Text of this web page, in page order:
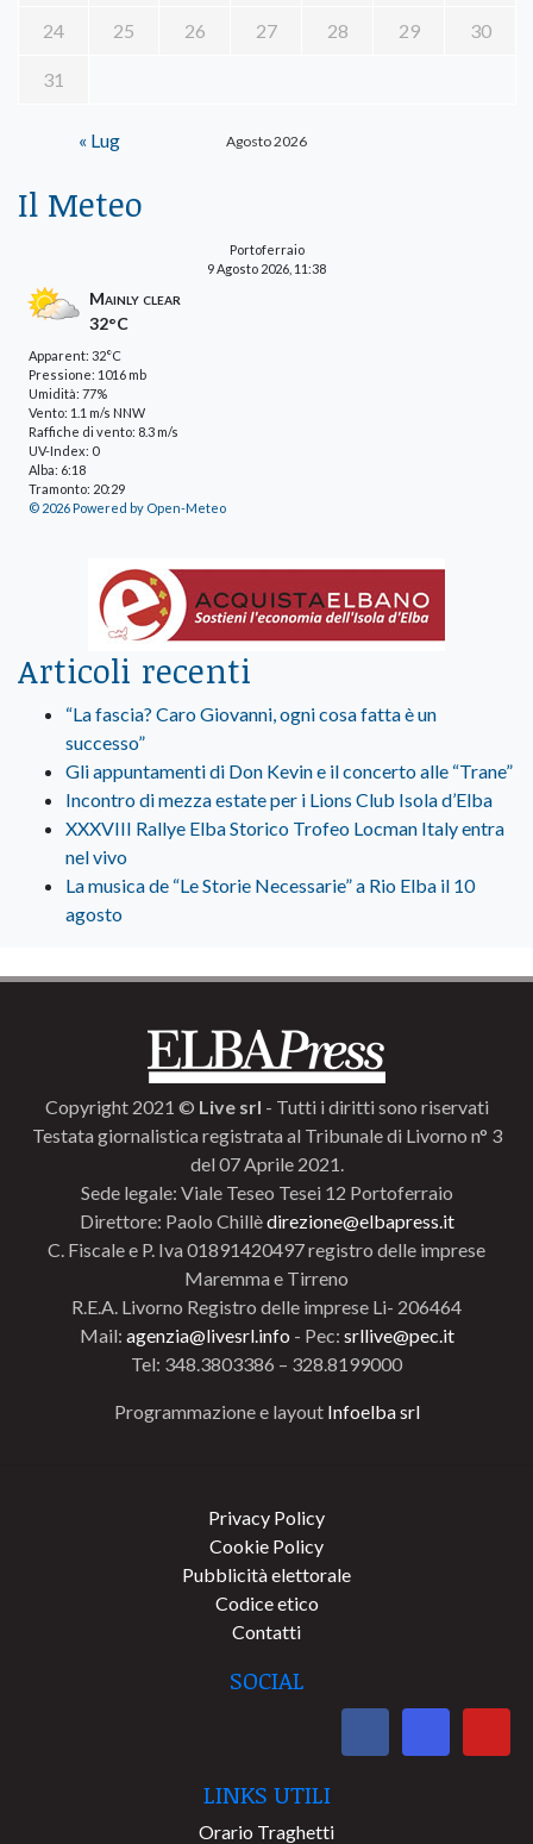
Agosto 2026
24 25 26 27 28 29 30
31
« Lug
Il Meteo
Portoferraio
9 Agosto 2026, 11:38
Mainly clear
32°C
Apparent: 32°C
Pressione: 1016 mb
Umidità: 77%
Vento: 1.1 m/s NNW
Raffiche di vento: 8.3 m/s
UV-Index: 0
Alba: 6:18
Tramonto: 20:29
© 2026 Powered by Open-Meteo
Articoli recenti
“La fascia? Caro Giovanni, ogni cosa fatta è un
successo”
Gli appuntamenti di Don Kevin e il concerto alle “Trane”
Incontro di mezza estate per i Lions Club Isola d’Elba
XXXVIII Rallye Elba Storico Trofeo Locman Italy entra
nel vivo
La musica de “Le Storie Necessarie” a Rio Elba il 10
agosto
Copyright 2021 © Live srl - Tutti i diritti sono riservati
Testata giornalistica registrata al Tribunale di Livorno n° 3
del 07 Aprile 2021.
Sede legale: Viale Teseo Tesei 12 Portoferraio
Direttore: Paolo Chillèdirezione@elbapress.it
C. Fiscale e P. Iva 01891420497 registro delle imprese
Maremma e Tirreno
R.E.A. Livorno Registro delle imprese Li- 206464
Mail: agenzia@livesrl.info - Pec: srllive@pec.it
Tel: 348.3803386 – 328.8199000
Programmazione e layout Infoelba srl
Privacy Policy
Cookie Policy
Pubblicità elettorale
Codice etico
Contatti
SOCIAL
LINKS UTILI
Orario Traghetti